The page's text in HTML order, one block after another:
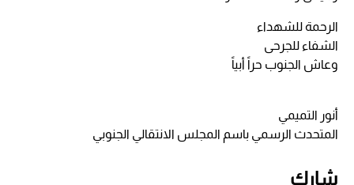
الرحمة للشهداء
الشفاء للجرحى
وعاش الجنوب حراً أبياً
أنور التميمي
المتحدث الرسمي باسم المجلس الانتقالي الجنوبي
شارك